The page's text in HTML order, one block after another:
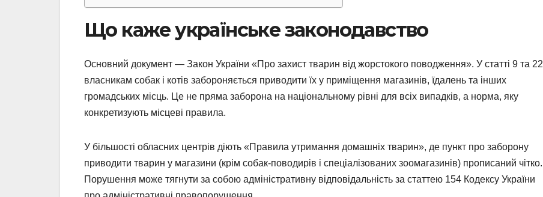
Що каже українське законодавство
Основний документ — Закон України «Про захист тварин від жорстокого поводження». У статті 9 та 22
власникам собак і котів забороняється приводити їх у приміщення магазинів, їдалень та інших
громадських місць. Це не пряма заборона на національному рівні для всіх випадків, а норма, яку
конкретизують місцеві правила.
У більшості обласних центрів діють «Правила утримання домашніх тварин», де пункт про заборону
приводити тварин у магазини (крім собак-поводирів і спеціалізованих зоомагазинів) прописаний чітко.
Порушення може тягнути за собою адміністративну відповідальність за статтею 154 Кодексу України